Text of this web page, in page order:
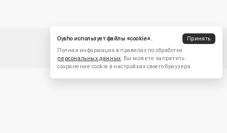
Oysho использует файлы «cookie».
Принять
Полная информация в правилах по обработке
персональных данных. Вы можете запретить
сохранение cookie в настройках своего браузера